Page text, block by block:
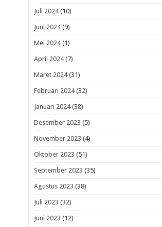
Juli 2024(10)
Juni 2024(9)
Mei 2024(1)
April 2024(7)
Maret 2024(31)
Februari 2024(32)
Januari 2024(38)
Desember 2023 (5)
November 2023 (4)
Oktober 2023 (51)
September 2023 (35)
Agustus 2023 (38)
Juli 2023 (32)
Juni 2023 (12)